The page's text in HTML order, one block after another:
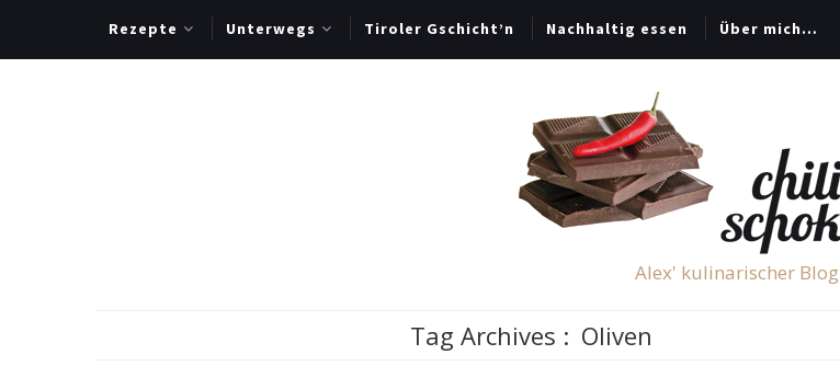
Rezepte Unterwegs Tiroler Gschicht’n Nachhaltig essen Über mich…
Alex' kulinarischer Blog
Tag Archives : Oliven